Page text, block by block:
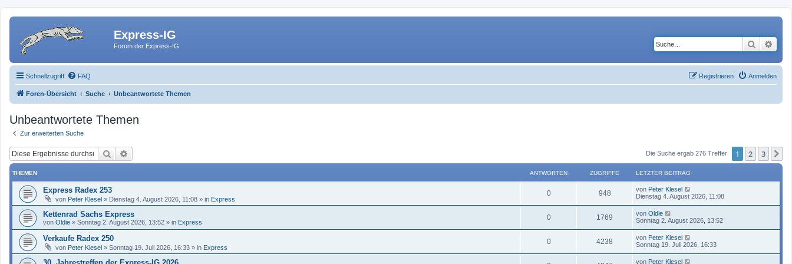
Express-IG
Forum der Express-IG Suche
Schnellzugriff FAQ Anmelden
Registrieren
Foren-Übersicht Suche Unbeantwortete Themen
Unbeantwortete Themen
Zur erweiterten Suche
Suche Die Suche ergab 276 Treffer 1 2 3
THEMEN ANTWORTEN ZUGRIFFE LETZTER BEITRAG
Express Radex 253
von Peter Klesel » Dienstag 4. August 2026, 11:08 » in Express
0 948 von Peter Klesel
Dienstag 4. August 2026, 11:08
Kettenrad Sachs Express
von Oldie » Sonntag 2. August 2026, 13:52 » in Express
0 1769 von Oldie
Sonntag 2. August 2026, 13:52
Verkaufe Radex 250
von Peter Klesel » Sonntag 19. Juli 2026, 16:33 » in Express
0 4238 von Peter Klesel
Sonntag 19. Juli 2026, 16:33
von Peter Klesel